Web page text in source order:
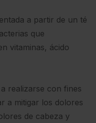
a partir de un té
que
vitaminas, ácido
realizarse con fines
a mitigar los dolores
de cabeza y